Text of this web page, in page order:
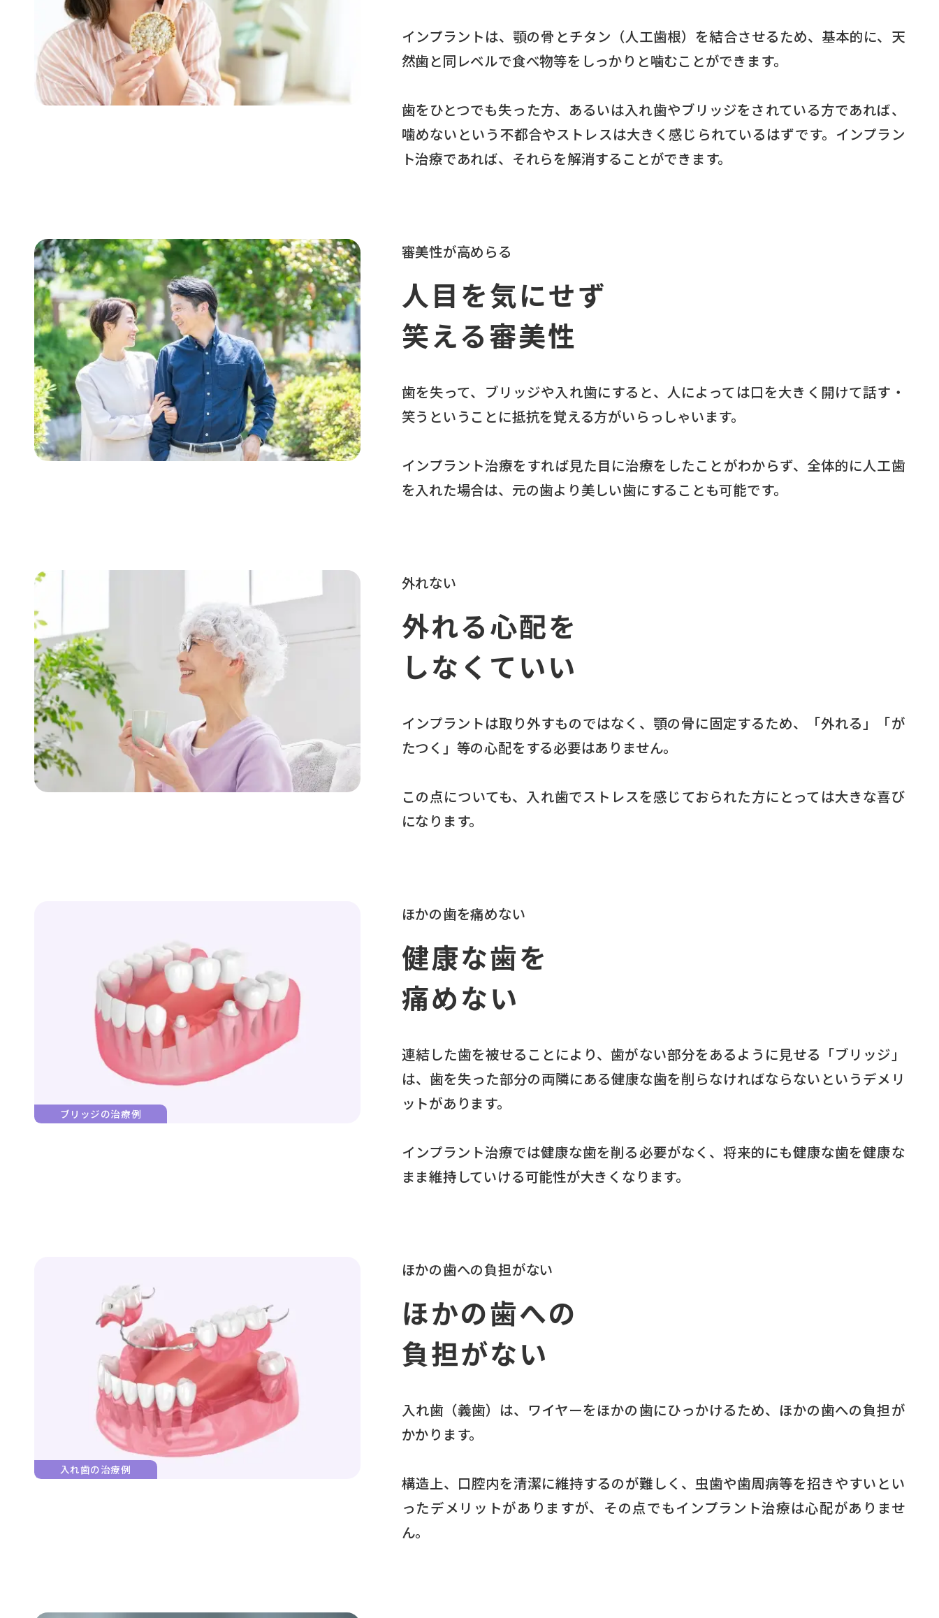
インプラントは、顎の骨とチタン（人工歯根）を結合させるため、基本的に、天
然歯と同レベルで食べ物等をしっかりと噛むことができます。
歯をひとつでも失った方、あるいは入れ歯やブリッジをされている方であれば、
噛めないという不都合やストレスは大きく感じられているはずです。インプラン
ト治療であれば、それらを解消することができます。
審美性が高めらる
人目を気にせず
笑える審美性
歯を失って、ブリッジや入れ歯にすると、人によっては口を大きく開けて話す・
笑うということに抵抗を覚える方がいらっしゃいます。
インプラント治療をすれば見た目に治療をしたことがわからず、全体的に人工歯
を入れた場合は、元の歯より美しい歯にすることも可能です。
外れない
外れる心配を
しなくていい
インプラントは取り外すものではなく、顎の骨に固定するため、「外れる」「が
たつく」等の心配をする必要はありません。
この点についても、入れ歯でストレスを感じておられた方にとっては大きな喜び
になります。
ブリッジの治療例
ほかの歯を痛めない
健康な歯を
痛めない
連結した歯を被せることにより、歯がない部分をあるように見せる「ブリッジ」
は、歯を失った部分の両隣にある健康な歯を削らなければならないというデメリ
ットがあります。
インプラント治療では健康な歯を削る必要がなく、将来的にも健康な歯を健康な
まま維持していける可能性が大きくなります。
入れ歯の治療例
ほかの歯への負担がない
ほかの歯への
負担がない
入れ歯（義歯）は、ワイヤーをほかの歯にひっかけるため、ほかの歯への負担が
かかります。
構造上、口腔内を清潔に維持するのが難しく、虫歯や歯周病等を招きやすいとい
ったデメリットがありますが、その点でもインプラント治療は心配がありませ
ん。